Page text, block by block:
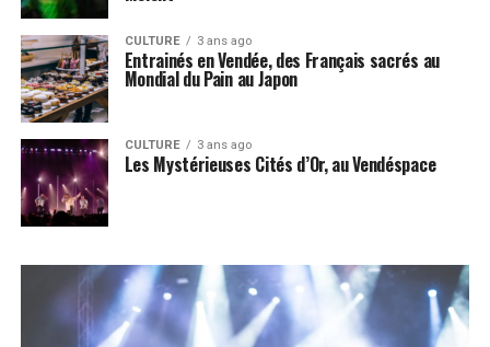
CULTURE 3 ans ago
Entrainés en Vendée, des Français sacrés au
Mondial du Pain au Japon
CULTURE 3 ans ago
Les Mystérieuses Cités d’Or, au Vendéspace